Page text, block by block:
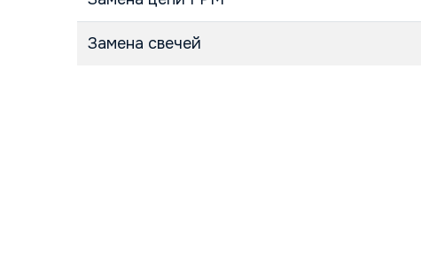
Замена свечей